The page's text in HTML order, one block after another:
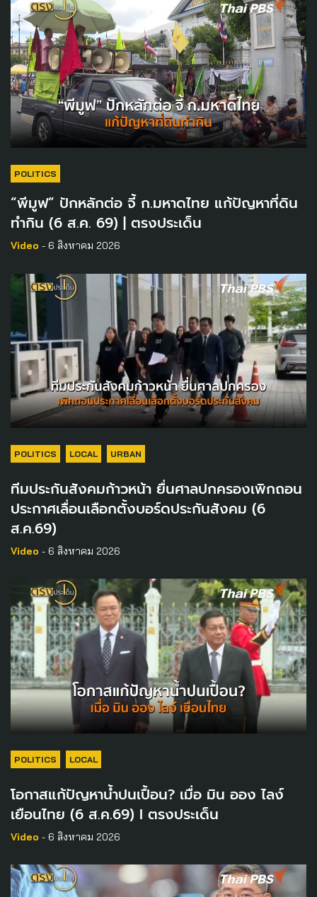
POLITICS
“พีมูฟ” ปักหลักต่อ จี้ ก.มหาดไทย แก้ปัญหาที่ดิน
ทำกิน (6 ส.ค. 69) | ตรงประเด็น
Video - 6 สิงหาคม 2026
POLITICS LOCAL URBAN
ทีมประกันสังคมก้าวหน้า ยื่นศาลปกครองเพิกถอน
ประกาศเลื่อนเลือกตั้งบอร์ดประกันสังคม (6
ส.ค.69)
Video - 6 สิงหาคม 2026
POLITICS LOCAL
โอกาสแก้ปัญหาน้ำปนเปื้อน? เมื่อ มิน ออง ไลง์
เยือนไทย (6 ส.ค.69) I ตรงประเด็น
Video - 6 สิงหาคม 2026